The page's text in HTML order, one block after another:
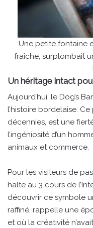
Une petite fontaine
fraîche, surplombait
Un héritage intact
Aujourd’hui, le Dog’s
l’histoire bordelaise.
décennies, est une
l’ingéniosité d’un
animaux et commerce.
Pour les visiteurs de
halte au 3 cours de
découvrir ce symbole
raffiné, rappelle une
et où la créativité